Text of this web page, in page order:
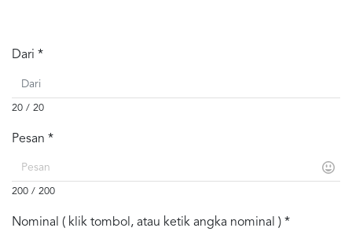
Dari *
20 / 20
Pesan *
200 / 200
Nominal ( klik tombol, atau ketik angka nominal ) *